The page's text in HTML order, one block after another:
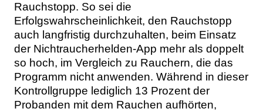
Rauchstopp. So sei die
Erfolgswahrscheinlichkeit, den Rauchstopp
auch langfristig durchzuhalten, beim Einsatz
der Nichtraucherhelden-App mehr als doppelt
so hoch, im Vergleich zu Rauchern, die das
Programm nicht anwenden. Während in dieser
Kontrollgruppe lediglich 13 Prozent der
Probanden mit dem Rauchen aufhörten,